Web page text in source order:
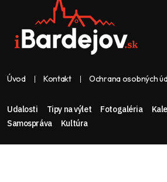
Úvod Kontakt Ochrana osobných
Udalosti Tipy na výlet Fotogaléria
Samospráva
Kultúra